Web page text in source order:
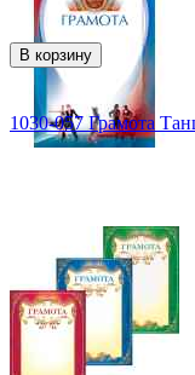
В корзину
1030-057 Грамота